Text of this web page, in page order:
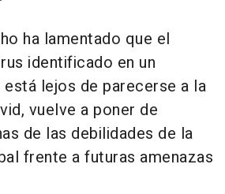
ha lamentado que el
identificado en un
lejos de parecerse a la
vuelve a poner de
de las debilidades de la
frente a futuras amenazas